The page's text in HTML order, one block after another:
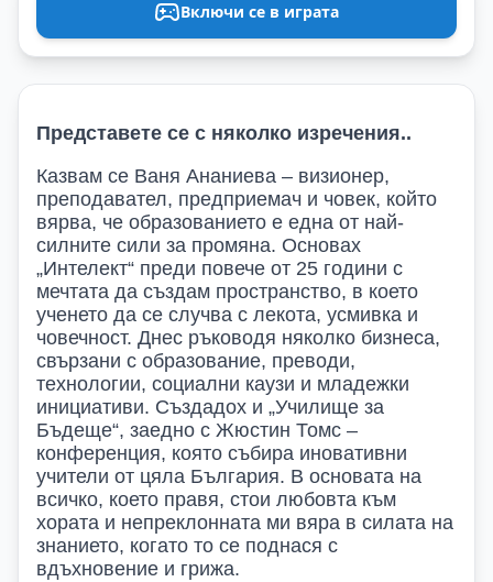
Включи се в играта
Представете се с няколко изречения..
Казвам се Ваня Ананиева – визионер,
преподавател, предприемач и човек, който
вярва, че образованието е една от най-
силните сили за промяна. Основах
„Интелект“ преди повече от 25 години с
мечтата да създам пространство, в което
ученето да се случва с лекота, усмивка и
човечност. Днес ръководя няколко бизнеса,
свързани с образование, преводи,
технологии, социални каузи и младежки
инициативи. Създадох и „Училище за
Бъдеще“, заедно с Жюстин Томс –
конференция, която събира иновативни
учители от цяла България. В основата на
всичко, което правя, стои любовта към
хората и непреклонната ми вяра в силата на
знанието, когато то се поднася с
вдъхновение и грижа.